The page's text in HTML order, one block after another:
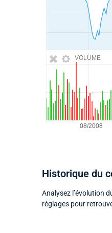
VOLUME
Historique du
Analysez l’évolution
réglages pour